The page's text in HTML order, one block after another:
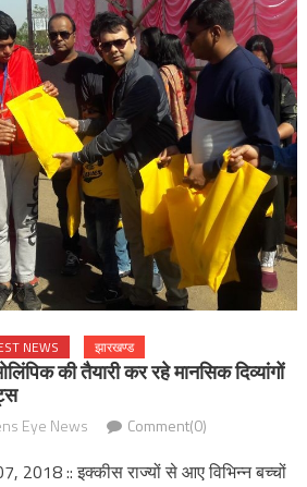
NEWS झारखण्ड
की तैयारी कर रहे मानसिक दिव्यांगों
Eye News Comment(0)
2018 :: इक्कीस राज्यों से आए विभिन्न बच्चों